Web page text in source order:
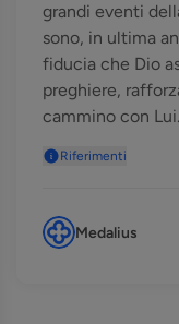
grandi eventi
sono, in ultima
fiducia che Dio
preghiere,
cammino con Lui.
Riferimenti
Medalius